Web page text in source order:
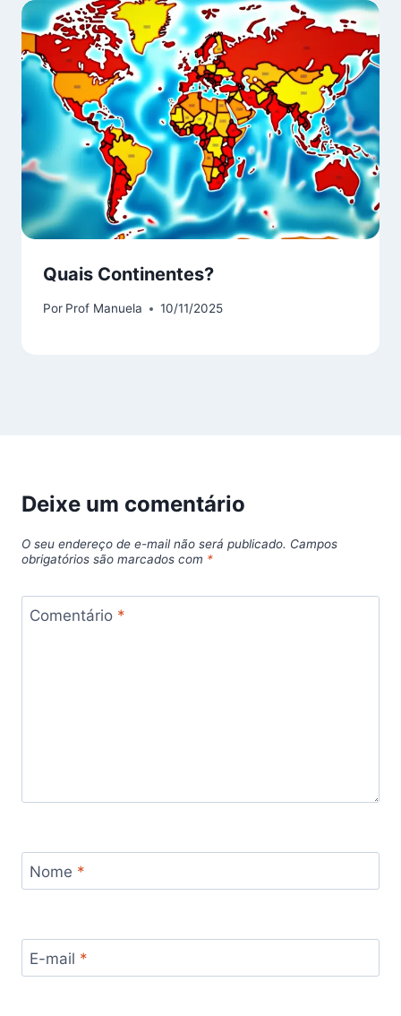
Quais Continentes?
Por Prof Manuela 10/11/2025
Deixe um comentário
O seu endereço de e-mail não será publicado. Campos
obrigatórios são marcados com *
Comentário *
Nome *
E-mail *